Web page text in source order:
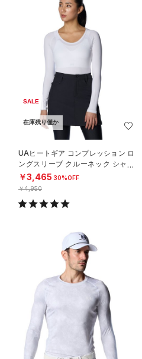
SALE
在庫残り僅か
UAヒートギア コンプレッション ロ
ングスリーブ クルーネック シャツ
（ゴルフ/WOMEN）
￥3,465 30%OFF
￥4,950